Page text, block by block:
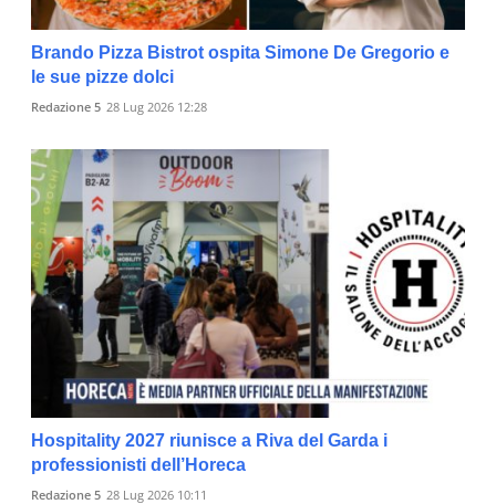
Brando Pizza Bistrot ospita Simone De Gregorio e
le sue pizze dolci
Redazione 5 28 Lug 2026 12:28
Hospitality 2027 riunisce a Riva del Garda i
professionisti dell’Horeca
Redazione 5 28 Lug 2026 10:11